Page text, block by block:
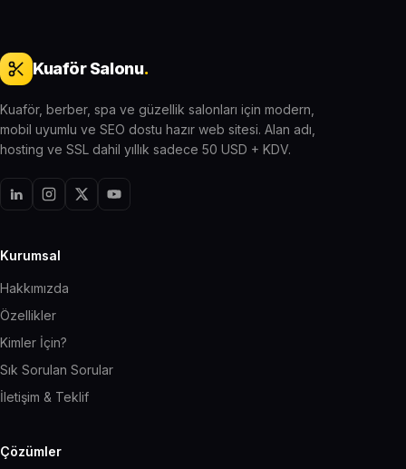
Kuaför Salonu.
Kuaför, berber, spa ve güzellik salonları için modern,
mobil uyumlu ve SEO dostu hazır web sitesi. Alan adı,
hosting ve SSL dahil yıllık sadece 50 USD + KDV.
Kurumsal
Hakkımızda
Özellikler
Kimler İçin?
Sık Sorulan Sorular
İletişim & Teklif
Çözümler